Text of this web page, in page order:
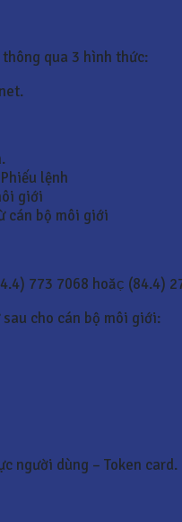
thông qua 3 hình thức:
lệnh
giới
cán bộ môi giới
773 7068 hoăc̣ (84.4)
cho cán bộ môi giới:
người dùng – Token card.